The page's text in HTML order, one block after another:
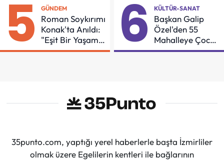
5 GÜNDEM
Roman Soykırımı
Konak'ta Anıldı:
"Eşit Bir Yaşam
İçin Mücadeleyi
6 KÜLTÜR-SANAT
Başkan Galip
Özel'den 55
Mahalleye Çocuk
Şenliği
35punto.com, yaptığı yerel haberlerle başta İzmirliler
olmak üzere Egelilerin kentleri ile bağlarının